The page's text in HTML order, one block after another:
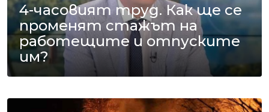
4-часовият труд. Как ще се
променят стажът на
работещите и отпуските
им?